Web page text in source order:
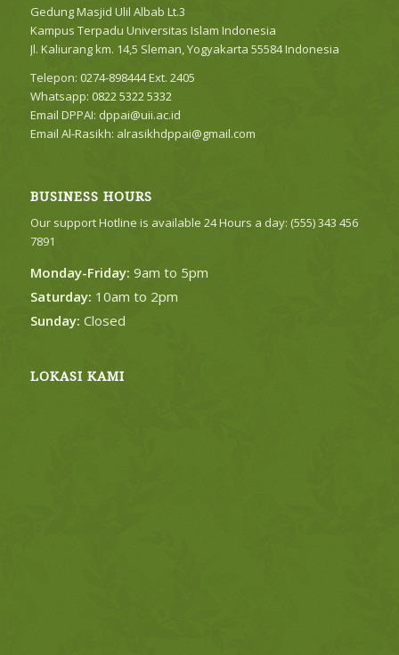
Gedung Masjid Ulil Albab Lt.3
Kampus Terpadu Universitas Islam Indonesia
Jl. Kaliurang km. 14,5 Sleman, Yogyakarta 55584 Indonesia
Telepon: 0274-898444 Ext. 2405
Whatsapp: 0822 5322 5332
Email DPPAI: dppai@uii.ac.id
Email Al-Rasikh: alrasikhdppai@gmail.com
BUSINESS HOURS
Our support Hotline is available 24 Hours a day: (555) 343 456
7891
Monday-Friday: 9am to 5pm
Saturday: 10am to 2pm
Sunday: Closed
LOKASI KAMI